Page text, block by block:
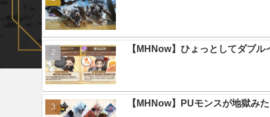
【MHNow】ひょっとしてダブル
【MHNow】PUモンスが地獄み